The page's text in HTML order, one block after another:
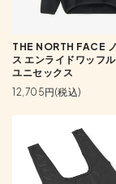
THE NORTH FACE
ス エンライドワッフ
ユニセックス
12,705円(税込)